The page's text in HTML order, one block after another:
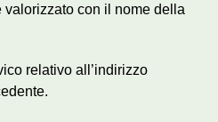
valorizzato con il nome della
relativo all’indirizzo